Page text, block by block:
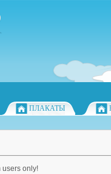
ПЛАКАТЫ
users only!